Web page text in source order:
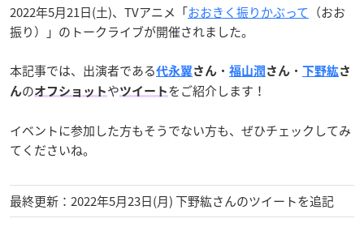
2022年5月21日(土)、TVアニメ「おおきく振りかぶって （おお
振り）」のトークライブが開催されました。
本記事では、出演者である代永翼 さん ・ 福山潤 さん ・ 下野紘さ
んのオフショット やツイート をご紹介します！
イベントに参加した方もそうでない方も、ぜひチェックしてみ
てくださいね。
最終更新：2022年5月23日(月) 下野紘さんのツイートを追記